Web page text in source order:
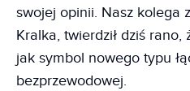
swojej opinii. Nasz kolega z
Kralka, twierdził dziś
jak symbol nowego typu
bezprzewodowej.